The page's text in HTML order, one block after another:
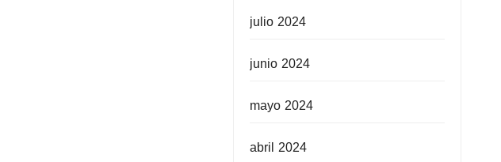
julio 2024
junio 2024
mayo 2024
abril 2024